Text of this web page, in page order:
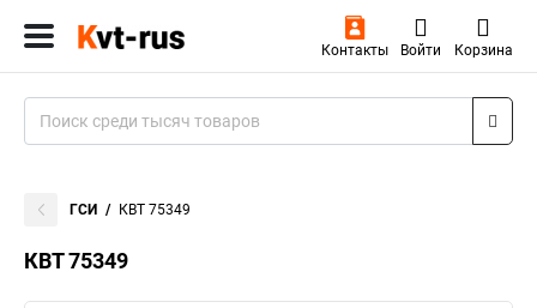
Контакты Войти Корзина
ГСИ КВТ 75349
КВТ 75349